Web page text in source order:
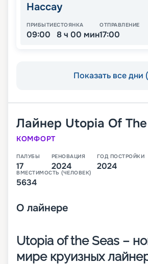
Нассау
ПРИБЫТИЕ
09:00
СТОЯНКА
8 ч 00 мин
ОТПРАВЛЕНИЕ
17:00
Показать все дни
Лайнер Utopia Of
КОМФОРТ
ПАЛУБЫ
17
РЕНОВАЦИЯ
2024
ГОД ПОСТРОЙКИ
2024
ВМЕСТИМОСТЬ (ЧЕЛОВЕК)
5634
О лайнере
Utopia of the Seas –
мире круизных